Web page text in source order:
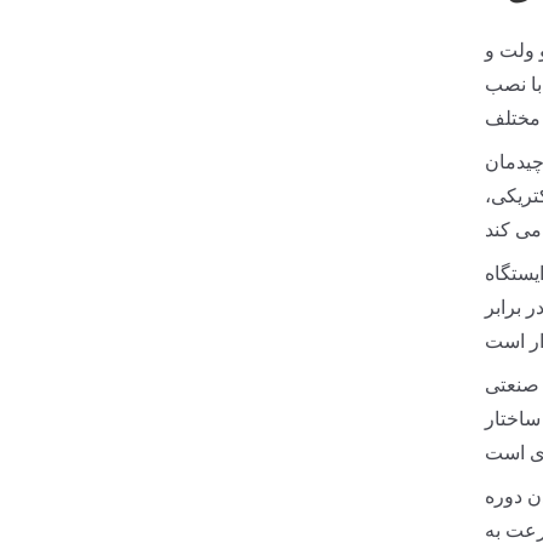
کیلو ولت، 500 کیلو ولت و
نصب
برابر
صنعتی
دوره
به